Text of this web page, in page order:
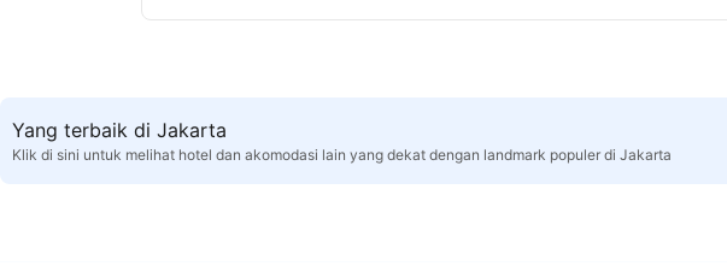
Yang terbaik di Jakarta
Klik di sini untuk melihat hotel dan akomodasi lain yang dekat dengan landmark populer di Jakarta